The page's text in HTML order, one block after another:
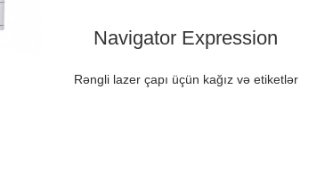
Navigator Expression
Rəngli lazer çapı üçün kağız və etiketlər